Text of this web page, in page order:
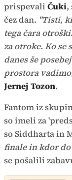
prispevali Čuki,
čez dan. "Tisti,
tega čara
za otroke. Ko se
danes še
prostora
Jernej Tozon.
Fantom iz
so imeli za
so Siddharta in
finale in kdor do
se pošalili